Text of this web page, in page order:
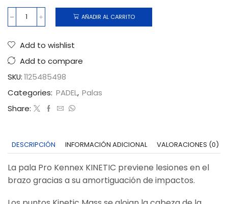
AÑADIR AL CARRITO
Add to wishlist
Add to compare
SKU:1125485498
Categories: PADEL, Palas
Share:
DESCRIPCIÓN INFORMACIÓN ADICIONAL VALORACIONES (0)
La pala Pro Kennex KINETIC previene lesiones en el
brazo gracias a su amortiguación de impactos.